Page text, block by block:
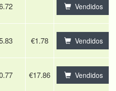
Vendidos
€1.78 Vendidos
€17.86 Vendidos